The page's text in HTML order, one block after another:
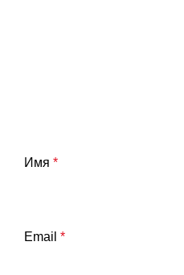
Имя *
Email *